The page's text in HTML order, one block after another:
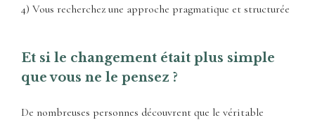
4) Vous recherchez une approche pragmatique et structurée
Et si le changement était plus simple
que vous ne le pensez ?
De nombreuses personnes découvrent que le véritable